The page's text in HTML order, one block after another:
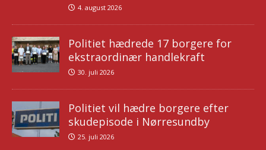
4. august 2026
Politiet hædrede 17 borgere for
ekstraordinær handlekraft
30. juli 2026
Politiet vil hædre borgere efter
skudepisode i Nørresundby
25. juli 2026